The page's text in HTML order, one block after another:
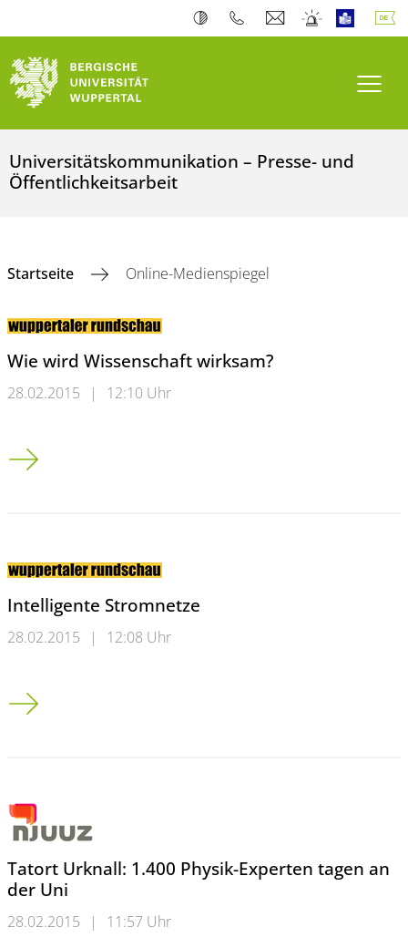
Universitätskommunikation – Presse- und
Öffentlichkeitsarbeit
Startseite Online-Medienspiegel
Wie wird Wissenschaft wirksam?
28.02.2015 | 12:10 Uhr
Wie wird Wissenschaft wirksam?
Intelligente Stromnetze
28.02.2015 | 12:08 Uhr
Intelligente Stromnetze
Tatort Urknall: 1.400 Physik-Experten tagen an
der Uni
28.02.2015 | 11:57 Uhr